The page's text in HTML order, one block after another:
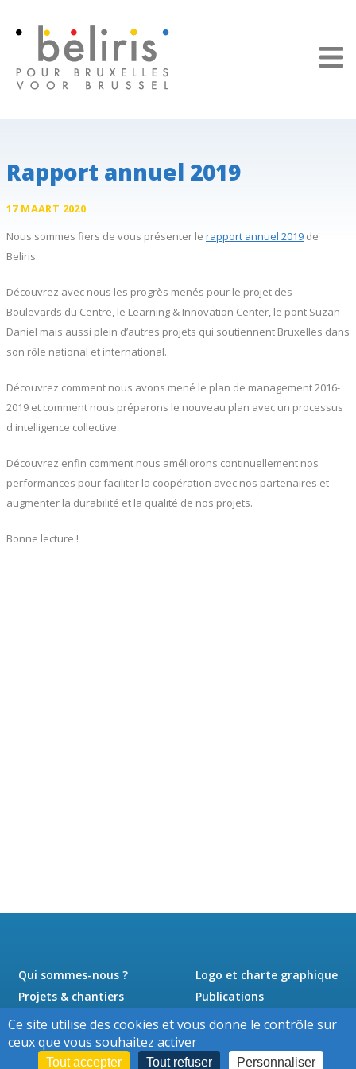
Rapport annuel 2019
17 MAART 2020
Nous sommes fiers de vous présenter le rapport annuel 2019 de
Beliris.
Découvrez avec nous les progrès menés pour le projet des
Boulevards du Centre, le Learning & Innovation Center, le pont Suzan
Daniel mais aussi plein d’autres projets qui soutiennent Bruxelles dans
son rôle national et international.
Découvrez comment nous avons mené le plan de management 2016-
2019 et comment nous préparons le nouveau plan avec un processus
d'intelligence collective.
Découvrez enfin comment nous améliorons continuellement nos
performances pour faciliter la coopération avec nos partenaires et
augmenter la durabilité et la qualité de nos projets.
Bonne lecture !
Qui sommes-nous ?
Projets & chantiers
Actualités
Jobs
Logo et charte graphique
Publications
Presse
Contact
Ce site utilise des cookies et vous donne le contrôle sur
ceux que vous souhaitez activer
Tout accepter Tout refuser Personnaliser